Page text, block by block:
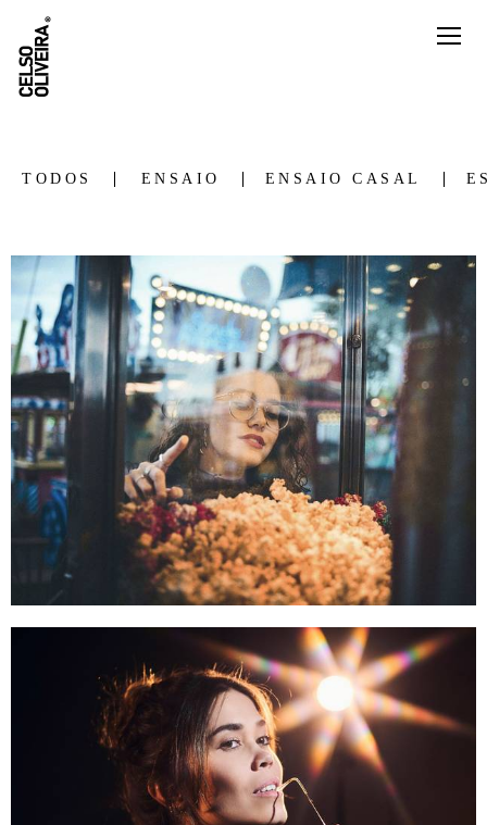
TODOS ENSAIO ENSAIO CASAL